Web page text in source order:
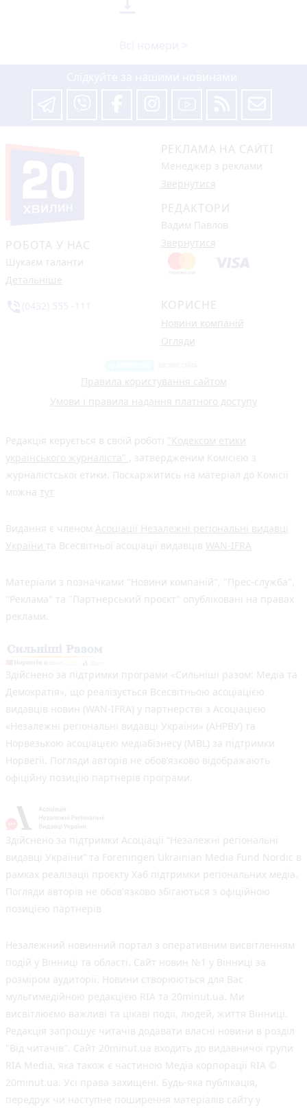
РОБОТА У НАС
Шукаєм таланти
Детальніше
РЕКЛАМА НА САЙТІ
Менеджер з реклами
Звернутися
РЕДАКТОРИ
Вадим Павлов
Звернутися
КОРИСНЕ
Новини компаній
Огляди
Правила користування сайтом
Умови і правила надання платного доступу
Редакція керується в своїй роботі "Кодексом етики
українського журналіста" , затвердженим Комісією з
журналістської етики. Поскаржитись на матеріал до Комісії
можна тут
Видання є членом Асоціації Незалежні регіональні видавці
України та Всесвітньої асоціації видавців WAN-IFRA
Матеріали з позначками "Новини компаній", "Прес-служба",
"Реклама" та "Партнерський проєкт" опубліковані на правах
реклами.
Здійснено за підтримки програми «Сильніші разом: Медіа та
Демократія», що реалізується Всесвітньою асоціацією
видавців новин (WAN-IFRA) у партнерстві з Асоціацією
«Незалежні регіональні видавці України» (АНРВУ) та
Норвезькою асоціацією медіабізнесу (MBL) за підтримки
Норвегії. Погляди авторів не обов’язково відображають
офіційну позицію партнерів програми.
Здійснено за підтримки Асоціації “Незалежні регіональні
видавці України” та Foreningen Ukrainian Media Fund Nordic в
рамках реалізації проєкту Хаб підтримки регіональних медіа.
Погляди авторів не обов'язково збігаються з офіційною
позицією партнерів
Незалежний новинний портал з оперативним висвітленням
подій у Вінниці та області. Сайт новин №1 у Вінниці за
розміром аудиторії. Новини створюються для Вас
мультимедійною редакцією RIA та 20minut.ua. Ми
висвітлюємо важливі та цікаві події, людей, життя Вінниці.
Редакція запрошує читачів додавати власні новини в розділ
"Від читачів". Сайт 20minut.ua входить до видавничої групи
RIA Media, яка також є частиною Медіа корпорації RIA ©
20minut.ua. Усі права захищені. Будь-яка публiкацiя,
передрук чи наступне поширення матеріалів сайту у